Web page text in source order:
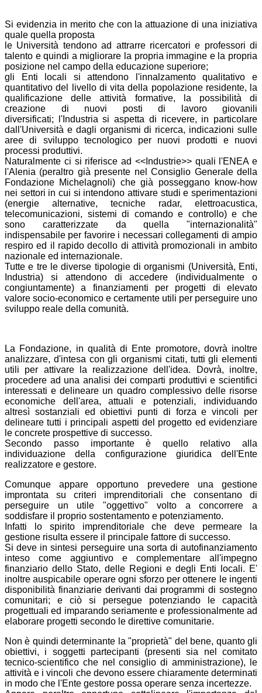
Si evidenzia in merito che con la attuazione di una iniziativa
quale quella proposta
le Università tendono ad attrarre ricercatori e professori di
talento e quindi a migliorare la propria immagine e la propria
posizione nel campo della educazione superiore;
gli Enti locali si attendono l'innalzamento qualitativo e
quantitativo del livello di vita della popolazione residente, la
qualificazione delle attività formative, la possibilità di
creazione di nuovi posti di lavoro giovanili
diversificati; l'Industria si aspetta di ricevere, in particolare
dall'Università e dagli organismi di ricerca, indicazioni sulle
aree di sviluppo tecnologico per nuovi prodotti e nuovi
processi produttivi.
Naturalmente ci si riferisce ad <<Industrie>> quali l'ENEA e
l'Alenia (peraltro già presente nel Consiglio Generale della
Fondazione Michelagnoli) che già posseggano know-how
nei settori in cui si intendono attivare studi e sperimentazioni
(energie alternative, tecniche radar, elettroacustica,
telecomunicazioni, sistemi di comando e controllo) e che
sono caratterizzate da quella "internazionalità"
indispensabile per favorire i necessari collegamenti di ampio
respiro ed il rapido decollo di attività promozionali in ambito
nazionale ed internazionale.
Tutte e tre le diverse tipologie di organismi (Università, Enti,
Industria) si attendono di accedere (individualmente o
congiuntamente) a finanziamenti per progetti di elevato
valore socio-economico e certamente utili per perseguire uno
sviluppo reale della comunità.
La Fondazione, in qualità di Ente promotore, dovrà inoltre
analizzare, d'intesa con gli organismi citati, tutti gli elementi
utili per attivare la realizzazione dell'idea. Dovrà, inoltre,
procedere ad una analisi dei comparti produttivi e scientifici
interessati e delineare un quadro complessivo delle risorse
economiche dell'area, attuali e potenziali, individuando
altresì sostanziali ed obiettivi punti di forza e vincoli per
delineare tutti i principali aspetti del progetto ed evidenziare
le concrete prospettive di successo.
Secondo passo importante è quello relativo alla
individuazione della configurazione giuridica dell'Ente
realizzatore e gestore.
Comunque appare opportuno prevedere una gestione
improntata su criteri imprenditoriali che consentano di
perseguire un utile "oggettivo" volto a concorrere a
soddisfare il proprio sostentamento e potenziamento.
Infatti lo spirito imprenditoriale che deve permeare la
gestione risulta essere il principale fattore di successo.
Si deve in sintesi perseguire una sorta di autofinanziamento
inteso come aggiuntivo e complementare all'impegno
finanziario dello Stato, delle Regioni e degli Enti locali. E'
inoltre auspicabile operare ogni sforzo per ottenere le ingenti
disponibilità finanziarie derivanti dai programmi di sostegno
comunitari; e ciò si persegue potenziando le capacità
progettuali ed imparando seriamente e professionalmente ad
elaborare progetti secondo le direttive comunitarie.
Non è quindi determinante la "proprietà" del bene, quanto gli
obiettivi, i soggetti partecipanti (presenti sia nel comitato
tecnico-scientifico che nel consiglio di amministrazione), le
attività e i vincoli che devono essere chiaramente determinati
in modo che l'Ente gestore possa operare senza incertezze.